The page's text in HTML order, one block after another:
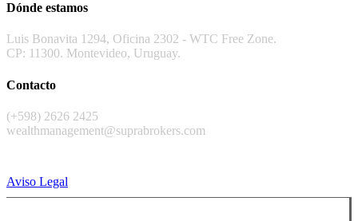
Dónde estamos
Luis Bonavita 1294, Oficina 2302 - WTC Free Zone.
CP: 11300. Montevideo, Uruguay.
Contacto
(+598) 2626 2425
wealthmanagement@suprabrokers.com
Aviso Legal